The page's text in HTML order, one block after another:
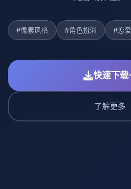
#像素风格 #角色扮演 #恋
快速下载
了解更多